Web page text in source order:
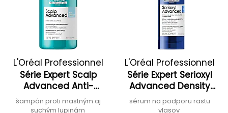
L'Oréal Professionnel
Série Expert Scalp
Advanced Anti-
Dandruff Dermo
Clarifier Shampoo
šampón proti mastným aj
suchým lupinám
L'Oréal Professionnel
Série Expert Serioxyl
Advanced Density
Activatro Sérum
sérum na podporu rastu
vlasov